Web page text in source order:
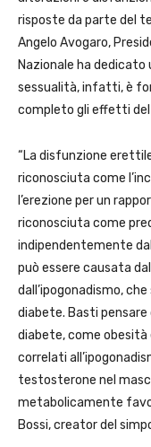
risposte da parte del
Angelo Avogaro,
Nazionale ha dedicato
sessualità, infatti, è
completo gli effetti
“La disfunzione
riconosciuta come
l’erezione per un
riconosciuta come
indipendentemente
può essere causata
dall’ipogonadismo,
diabete. Basti
diabete, come obesità
correlati
testosterone nel
metabolicamente
Bossi, creator del